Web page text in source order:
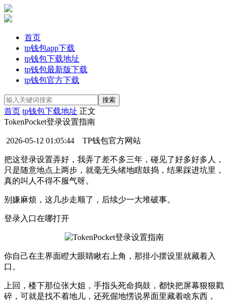
首页
tp钱包app下载
tp钱包下载地址
tp钱包最新版下载
tp钱包官方下载
首页 tp钱包下载地址 正文
TokenPocket登录设置指南
2026-05-12 01:05:44 TP钱包官方网站
把这登录设置弄好，我弄了差不多三年，碰见了好多好多人，
只是随意地点上两步，就毫无头绪地瞎鼓捣，结果踩进坑里，
真的叫人不得不服气呀。
别嫌麻烦，这几步走顺了，后续少一大堆破事。
登录入口在哪打开
你自己在主界面瞪大眼睛瞅右上角，那排小摆设里就藏着入
口。
上回，楼下那位张大姐，手指头死命捣鼓，都快把屏幕狠狠戳
碎，可就是找不着地儿，还死倔地愣说界面里藏着啥东西，